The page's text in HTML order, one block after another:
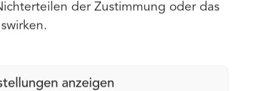
der Zustimmung oder das
anzeigen